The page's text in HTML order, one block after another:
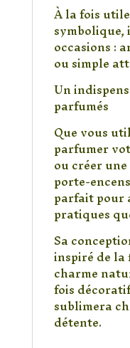
À la fois
symbolique,
occasions :
ou simple
Un
parfumés
Que vous
parfumer
ou créer
porte-
parfait pour
pratiques
Sa
inspiré de
charme
fois
sublimera
détente.